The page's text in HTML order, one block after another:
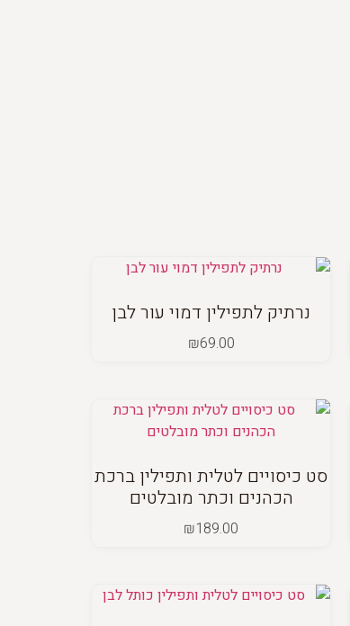
נרתיק לתפילין דמוי עור לבן
₪69.00
סט כיסויים לטלית ותפילין ברכת
הכהנים וכתר מובלטים
₪189.00